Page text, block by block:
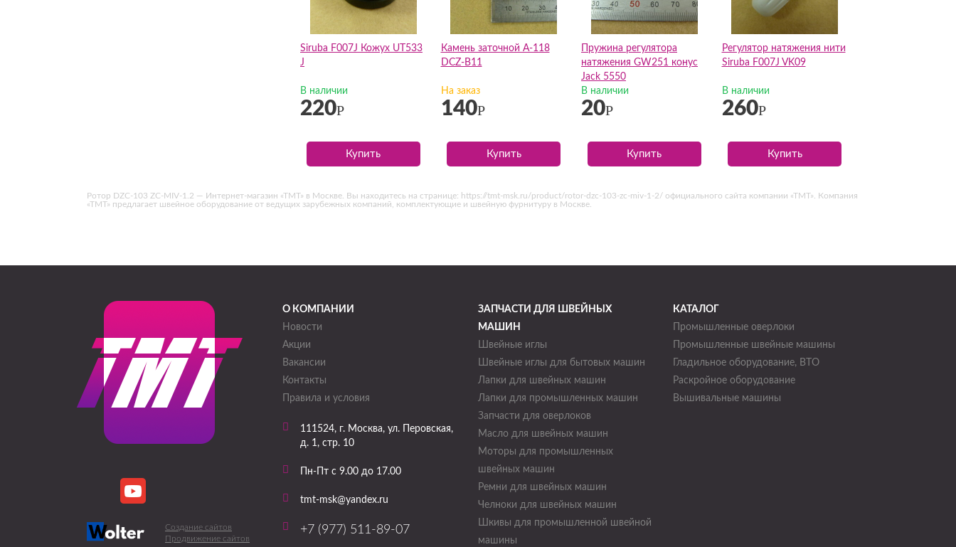
Siruba F007J Кожух UT533
J
В наличии
220Р
Купить
Камень заточной A-118
DCZ-B11
На заказ
140Р
Купить
Пружина регулятора
натяжения GW251 конус
Jack 5550
В наличии
20Р
Купить
Регулятор натяжения нити
Siruba F007J VK09
В наличии
260Р
Купить
Ротор DZC-103 ZC-MIV-1.2 — Интернет-магазин «ТМТ» в Москве. Вы находитесь на странице: https://tmt-msk.ru/product/rotor-dzc-103-zc-miv-1-2/ официального сайта компании «ТМТ». Компания
«ТМТ» предлагает швейное оборудование от ведущих зарубежных компаний, комплектующие и швейную фурнитуру в Москве.
Создание сайтов
Продвижение сайтов
О КОМПАНИИ
Новости
Акции
Вакансии
Контакты
Правила и условия
111524, г. Москва, ул. Перовская,
д. 1, стр. 10
Пн-Пт с 9.00 до 17.00
tmt-msk@yandex.ru
+7 (977) 511-89-07
ЗАПЧАСТИ ДЛЯ ШВЕЙНЫХ
МАШИН
Швейные иглы
Швейные иглы для бытовых машин
Лапки для швейных машин
Лапки для промышленных машин
Запчасти для оверлоков
Масло для швейных машин
Моторы для промышленных
швейных машин
Ремни для швейных машин
Челноки для швейных машин
Шкивы для промышленной швейной
машины
КАТАЛОГ
Промышленные оверлоки
Промышленные швейные машины
Гладильное оборудование, ВТО
Раскройное оборудование
Вышивальные машины